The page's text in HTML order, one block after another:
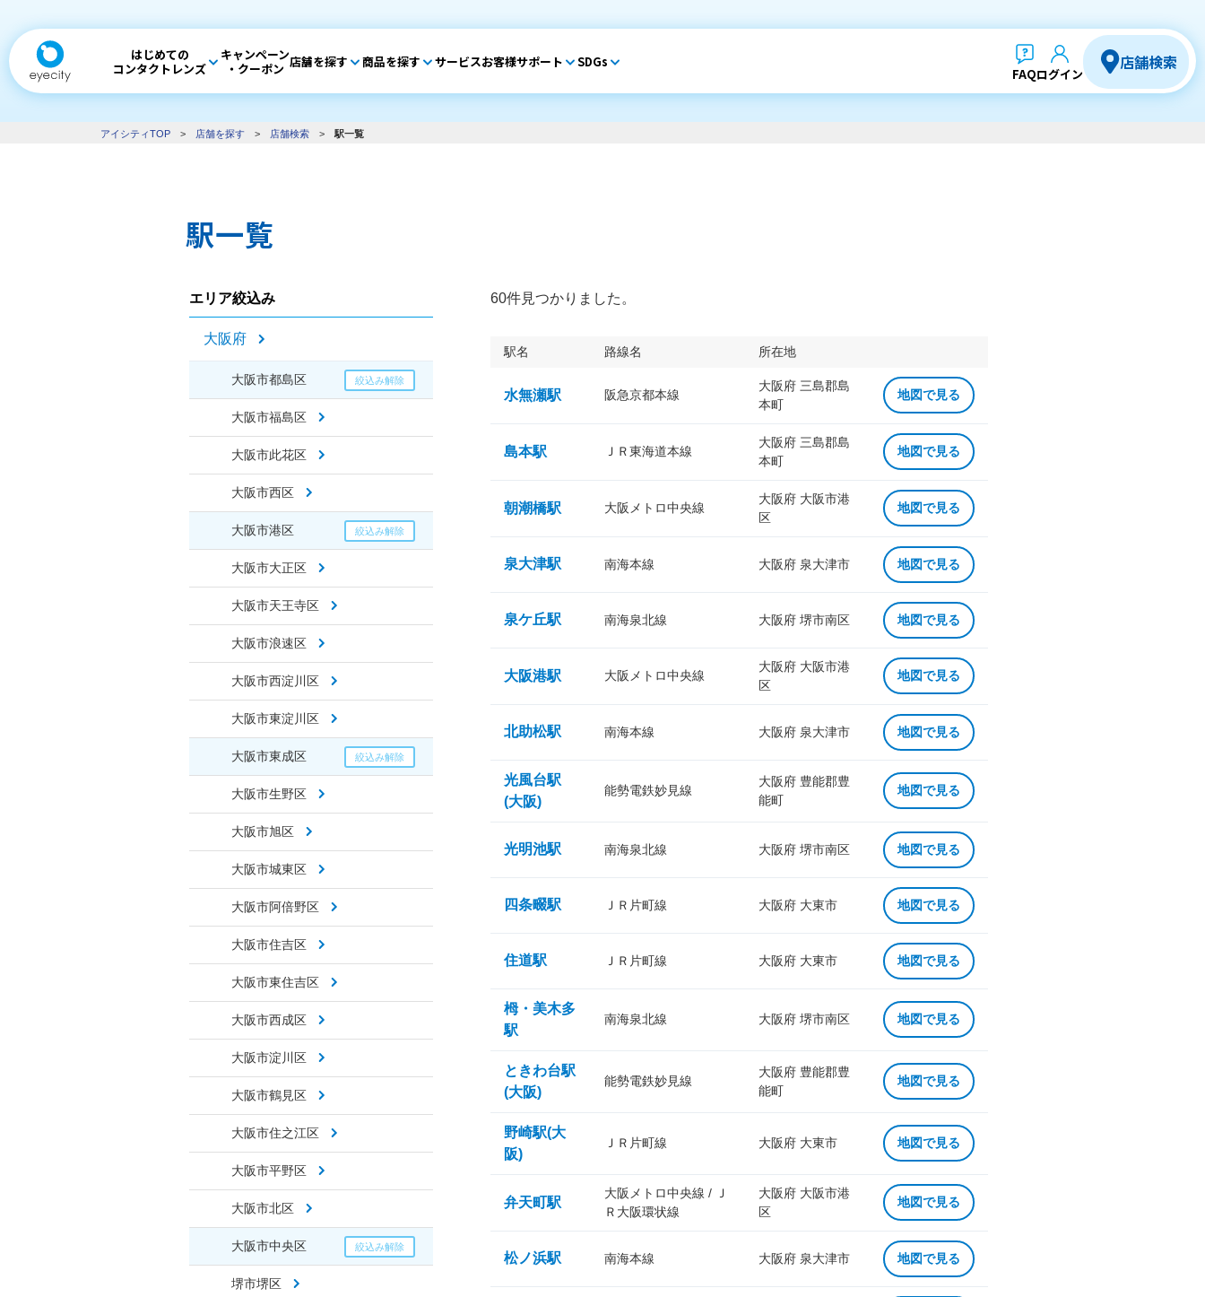
はじめての
コンタクトレンズ
キャンペーン
・クーポン 店舗を探す 商品を探す サービスお客様サポート SDGs
FAQログイン
店舗検索
アイシティTOP > 店舗を探す > 店舗検索 > 駅一覧
駅一覧
エリア絞込み
大阪府
大阪市都島区
大阪市福島区
大阪市此花区
大阪市西区
大阪市港区
大阪市大正区
大阪市天王寺区
大阪市浪速区
大阪市西淀川区
大阪市東淀川区
大阪市東成区
大阪市生野区
大阪市旭区
大阪市城東区
大阪市阿倍野区
大阪市住吉区
大阪市東住吉区
大阪市西成区
大阪市淀川区
大阪市鶴見区
大阪市住之江区
大阪市平野区
大阪市北区
大阪市中央区
堺市堺区
60件見つかりました。
駅名 路線名 所在地
水無瀬駅 阪急京都本線
大阪府 三島郡島
本町
地図で見る
島本駅 ＪＲ東海道本線
大阪府 三島郡島
本町
地図で見る
朝潮橋駅 大阪メトロ中央線
大阪府 大阪市港
区
地図で見る
泉大津駅 南海本線 大阪府 泉大津市 地図で見る
泉ケ丘駅 南海泉北線 大阪府 堺市南区 地図で見る
大阪港駅 大阪メトロ中央線
大阪府 大阪市港
区
地図で見る
北助松駅 南海本線 大阪府 泉大津市 地図で見る
光風台駅
(大阪)
能勢電鉄妙見線
大阪府 豊能郡豊
能町
地図で見る
光明池駅 南海泉北線 大阪府 堺市南区 地図で見る
四条畷駅 ＪＲ片町線 大阪府 大東市 地図で見る
住道駅 ＪＲ片町線 大阪府 大東市 地図で見る
栂・美木多
駅
南海泉北線 大阪府 堺市南区 地図で見る
ときわ台駅
(大阪)
能勢電鉄妙見線
大阪府 豊能郡豊
能町
地図で見る
野崎駅(大
阪)
ＪＲ片町線 大阪府 大東市 地図で見る
弁天町駅
大阪メトロ中央線 / Ｊ
Ｒ大阪環状線
大阪府 大阪市港
区
地図で見る
松ノ浜駅 南海本線 大阪府 泉大津市 地図で見る